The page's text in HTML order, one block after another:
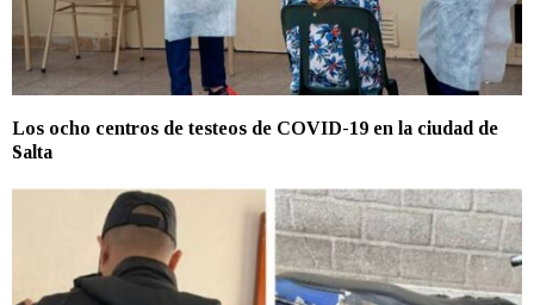
Los ocho centros de testeos de COVID-19 en la ciudad de
Salta